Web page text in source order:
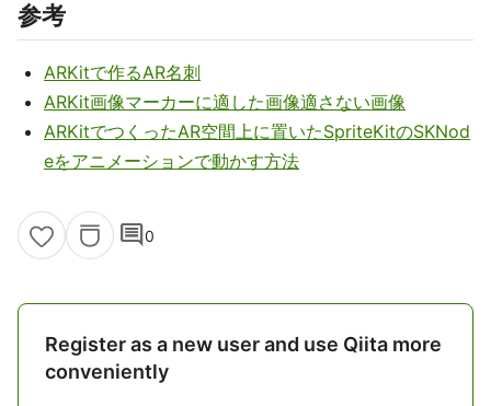
参考
ARKitで作るAR名刺
ARKit画像マーカーに適した画像適さない画像
ARKitでつくったAR空間上に置いたSpriteKitのSKNod
eをアニメーションで動かす方法
comment0
Register as a new user and use Qiita more
conveniently